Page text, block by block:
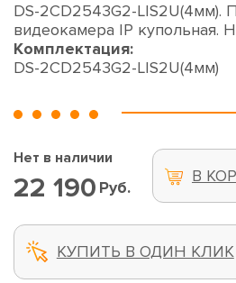
DS-2CD2543G2-LIS2U(4мм).
видеокамера IP купольная.
Комплектация:
DS-2CD2543G2-LIS2U(4мм)
Нет в наличии
22 190 Руб.
В
КУПИТЬ В ОДИН КЛИК